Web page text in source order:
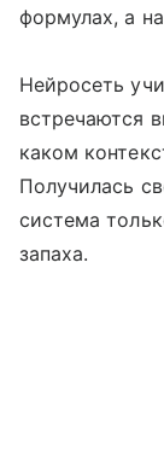
формулах, а
Нейросеть
встречаются
каком
Получилась
система
запаха.